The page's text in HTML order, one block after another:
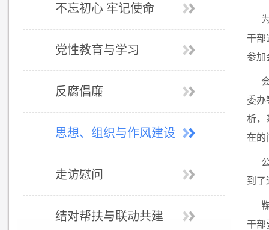
不忘初心 牢记使命
党性教育与学习
反腐倡廉
思想、组织与作风建设
走访慰问
结对帮扶与联动共建
干部
参加
委办
析，
在的
到了
干部